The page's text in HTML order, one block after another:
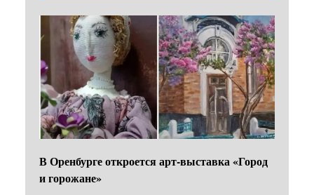
В Оренбурге откроется арт-выставка «Город
и горожане»